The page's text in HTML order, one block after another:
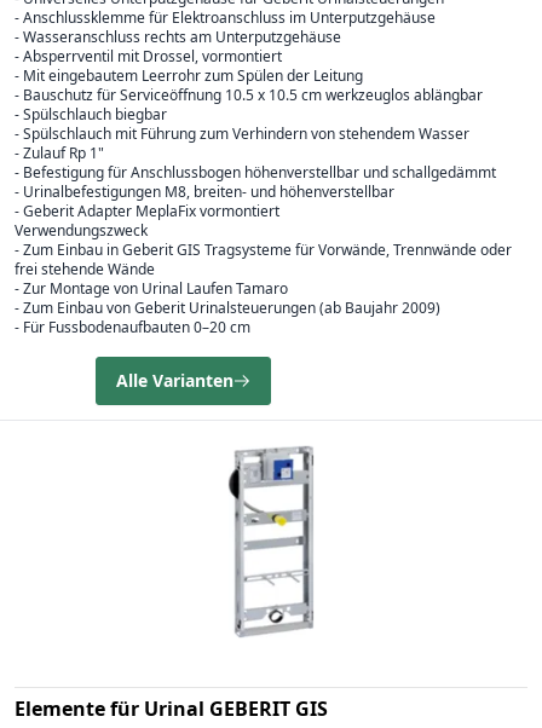
- Anschlussklemme für Elektroanschluss im Unterputzgehäuse
- Wasseranschluss rechts am Unterputzgehäuse
- Absperrventil mit Drossel, vormontiert
- Mit eingebautem Leerrohr zum Spülen der Leitung
- Bauschutz für Serviceöffnung 10.5 x 10.5 cm werkzeuglos ablängbar
- Spülschlauch biegbar
- Spülschlauch mit Führung zum Verhindern von stehendem Wasser
- Zulauf Rp 1"
- Befestigung für Anschlussbogen höhenverstellbar und schallgedämmt
- Urinalbefestigungen M8, breiten- und höhenverstellbar
- Geberit Adapter MeplaFix vormontiert
Verwendungszweck
- Zum Einbau in Geberit GIS Tragsysteme für Vorwände, Trennwände oder
frei stehende Wände
- Zur Montage von Urinal Laufen Tamaro
- Zum Einbau von Geberit Urinalsteuerungen (ab Baujahr 2009)
- Für Fussbodenaufbauten 0–20 cm
Alle Varianten
Elemente für Urinal GEBERIT GIS